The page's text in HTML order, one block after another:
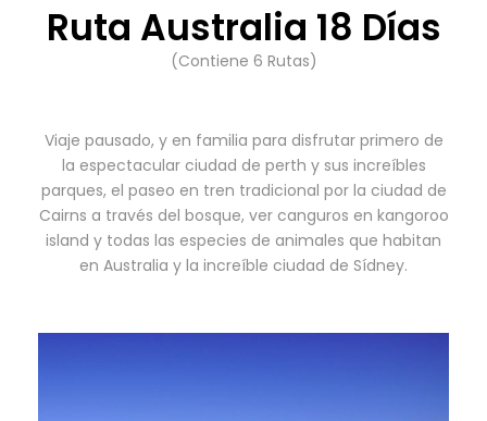
Ruta Australia 18 Días
(Contiene 6 Rutas)
Viaje pausado, y en familia para disfrutar primero de
la espectacular ciudad de perth y sus increíbles
parques, el paseo en tren tradicional por la ciudad de
Cairns a través del bosque, ver canguros en kangoroo
island y todas las especies de animales que habitan
en Australia y la increíble ciudad de Sídney.